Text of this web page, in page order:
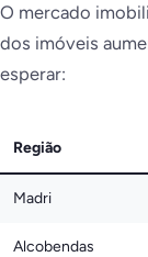
O mercado
dos imóveis
esperar:
Região
Madri
Alcobendas